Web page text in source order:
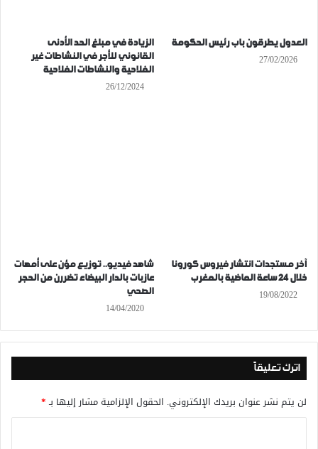
العدول يطرقون باب رئيس الحكومة
27/02/2026
الزيادة في مبلغ الحد الأدنى
القانوني للأجر في النشاطات غير
الفلاحية والنشاطات الفلاحية
26/12/2024
آخر مستجدات انتشار فيروس كورونا
خلال 24 ساعة الماضية بالمغرب
19/08/2022
شاهد فيديو.. توزيع مؤن على أمهات
عازبات بالدار البيضاء تضررن من الحجر
الصحي
14/04/2020
اترك تعليقاً
لن يتم نشر عنوان بريدك الإلكتروني. الحقول الإلزامية مشار إليها بـ*